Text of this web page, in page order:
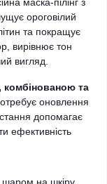
ороговілий
та покращує
вирівнює тон
вигляд.
та
оновлення
допомагає
ефективність